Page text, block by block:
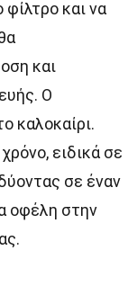
και να
και
Ο
καλοκαίρι.
ειδικά σε
σε έναν
οφέλη στην